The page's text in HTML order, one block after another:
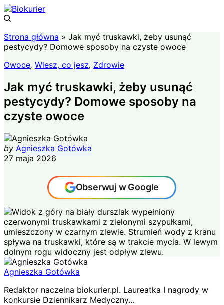
Strona główna » Jak myć truskawki, żeby usunąć
pestycydy? Domowe sposoby na czyste owoce
Owoce, Wiesz, co jesz, Zdrowie
Jak myć truskawki, żeby usunąć
pestycydy? Domowe sposoby na
czyste owoce
by Agnieszka Gotówka
27 maja 2026
Obserwuj w Google
Agnieszka Gotówka
Redaktor naczelna biokurier.pl. Laureatka I nagrody w
konkursie Dziennikarz Medyczny…